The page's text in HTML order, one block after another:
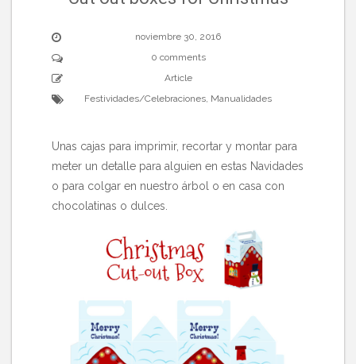
noviembre 30, 2016
0 comments
Article
Festividades/Celebraciones, Manualidades
Unas cajas para imprimir, recortar y montar para
meter un detalle para alguien en estas Navidades
o para colgar en nuestro árbol o en casa con
chocolatinas o dulces.